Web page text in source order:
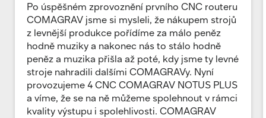
Po úspěšném zprovoznění prvního CNC routeru
COMAGRAV jsme si mysleli, že nákupem strojů
z levnější produkce pořídíme za málo peněz
hodně muziky a nakonec nás to stálo hodně
peněz a muzika přišla až poté, kdy jsme ty levné
stroje nahradili dalšími COMAGRAVy. Nyní
provozujeme 4 CNC COMAGRAV NOTUS PLUS
a víme, že se na ně můžeme spolehnout v rámci
kvality výstupu i spolehlivosti. COMAGRAV